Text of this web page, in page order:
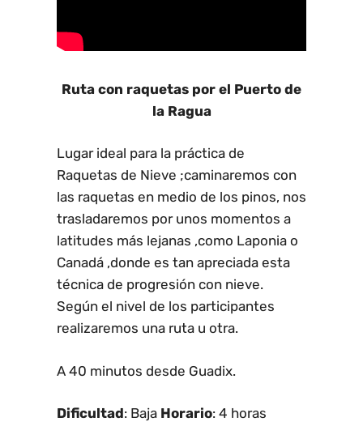
Ruta con raquetas por el Puerto de
la Ragua
Lugar ideal para la práctica de
Raquetas de Nieve ;caminaremos con
las raquetas en medio de los pinos, nos
trasladaremos por unos momentos a
latitudes más lejanas ,como Laponia o
Canadá ,donde es tan apreciada esta
técnica de progresión con nieve.
Según el nivel de los participantes
realizaremos una ruta u otra.
A 40 minutos desde Guadix.
Dificultad: Baja Horario: 4 horas